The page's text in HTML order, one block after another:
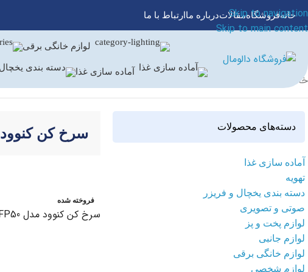
Skip to navigation
Skip to main content
خانهفروشگاهمقالاتدرباره ماارتباط با ما
لوازم خانگی برقی
آماده سازی غذا
خانه سرخ کن
دسته‌های محصولات
آماده سازی غذا
تهویه
دسته بندی یخچال و فریزر
صوتی و تصویری
لوازم پخت و پز
لوازم جانبی
لوازم خانگی برقی
لوازم شخصی
سرخ کن کنوود
فروخته شده
سرخ کن کنوود مدل HFP50